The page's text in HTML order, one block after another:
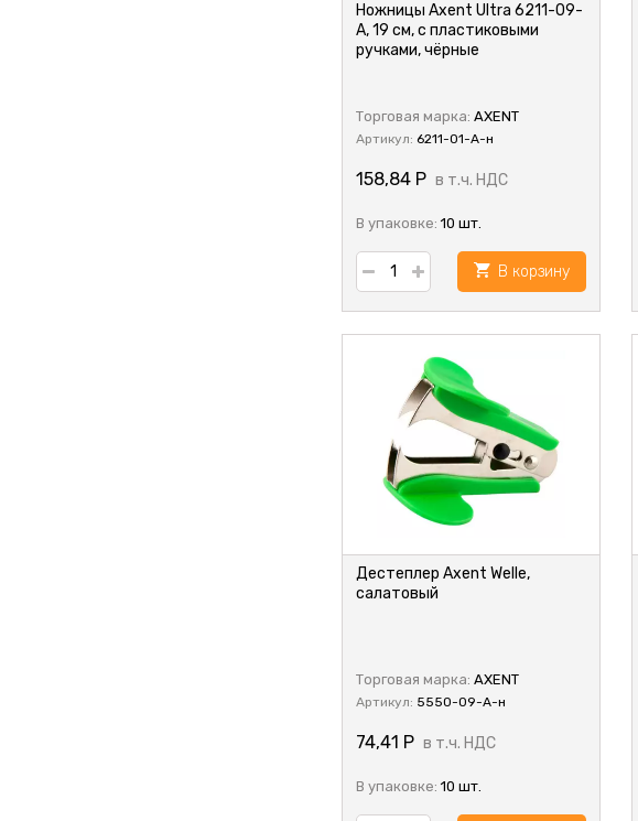
Ножницы Axent Ultra 6211-09-
A, 19 см, с пластиковыми
ручками, чёрные
Торговая марка: AXENT
Артикул: 6211-01-A-н
158,84 Р в т.ч. НДС
В упаковке: 10 шт.
В корзину
Дестеплер Axent Welle,
салатовый
Торговая марка: AXENT
Артикул: 5550-09-A-н
74,41 Р в т.ч. НДС
В упаковке: 10 шт.